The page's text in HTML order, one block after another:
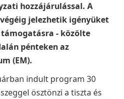
hozzájárulással. A
jelezhetik igényüket
- közölte
pénteken az
(EM).
indult program 30
ösztönzi a tiszta és